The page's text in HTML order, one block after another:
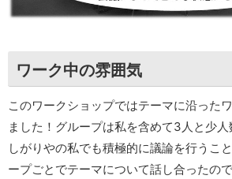
ワーク中の雰囲気
このワークショップではテーマに沿った
ました！グループは私を含めて3人と少
しがりやの私でも積極的に議論を行うこ
ープごとでテーマについて話し合ったの